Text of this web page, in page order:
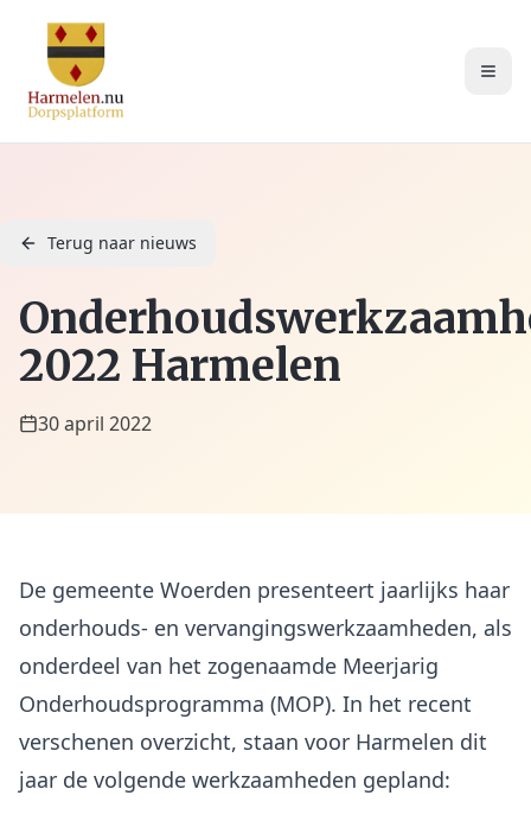
Terug naar nieuws
2022 Harmelen
30 april 2022
De gemeente Woerden presenteert jaarlijks haar
onderhouds- en vervangingswerkzaamheden, als
onderdeel van het zogenaamde Meerjarig
Onderhoudsprogramma (MOP). In het recent
verschenen overzicht, staan voor Harmelen dit